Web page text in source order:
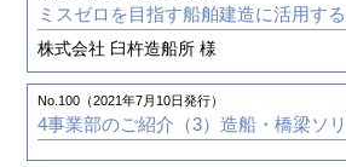
No.79（2015年10月 1日発行）
世界初、新型ケミカルタンカーを建
る業務のシステム化や「管ナビ（kan
装設計者の人材育成を目指す
No.90（2018年7月 1日発行）
3次元艤装設計システム「管ナビ」の
次元化を図る
株式会社 臼杵造船所 様
ミスゼロを目指す船舶建造に活用す
株式会社 臼杵造船所 様
No.100（2021年7月10日発行）
4事業部のご紹介（3）造船・橋梁ソ